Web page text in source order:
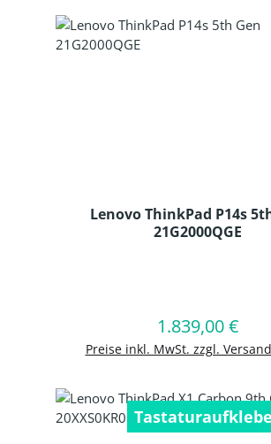
Lenovo ThinkPad P14s
21G2000QGE
Regulärer Preis:
1.839,00 €
Preise inkl. MwSt. zzgl.
In den Warenkorb